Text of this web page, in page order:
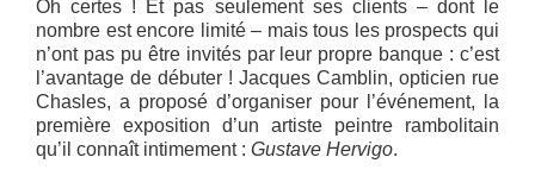
Oh certes ! Et pas seulement ses clients – dont le
nombre est encore limité – mais tous les prospects qui
n’ont pas pu être invités par leur propre banque : c’est
l’avantage de débuter ! Jacques Camblin, opticien rue
Chasles, a proposé d’organiser pour l’événement, la
première exposition d’un artiste peintre rambolitain
qu’il connaît intimement : Gustave Hervigo.